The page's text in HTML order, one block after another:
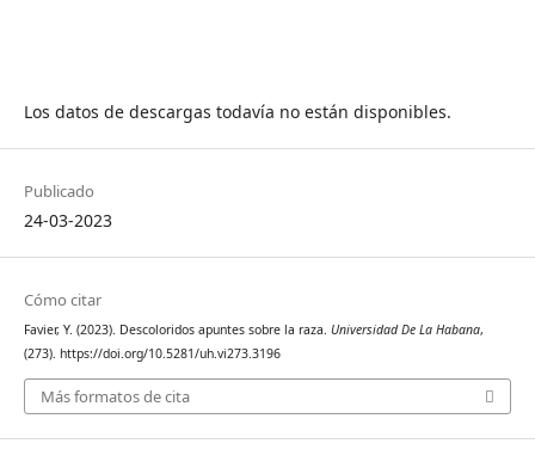
Los datos de descargas todavía no están disponibles.
Publicado
24-03-2023
Cómo citar
Favier, Y. (2023). Descoloridos apuntes sobre la raza. Universidad De La Habana,
(273). https://doi.org/10.5281/uh.vi273.3196
Más formatos de cita